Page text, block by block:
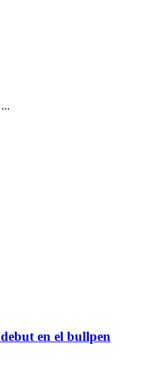
en el bullpen